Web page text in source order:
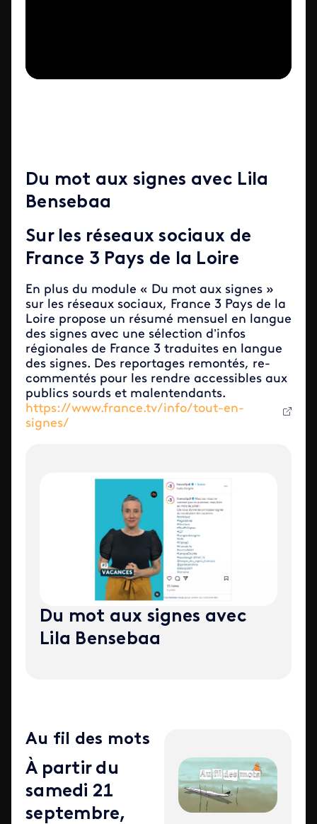
Du mot aux signes avec Lila
Bensebaa
Sur les réseaux sociaux de
France 3 Pays de la Loire
En plus du module « Du mot aux signes »
sur les réseaux sociaux, France 3 Pays de la
Loire propose un résumé mensuel en langue
des signes avec une sélection d’infos
régionales de France 3 traduites en langue
des signes. Des reportages remontés, re-
commentés pour les rendre accessibles aux
publics sourds et malentendants.
https://www.france.tv/info/tout-en-
signes/
Du mot aux signes avec
Lila Bensebaa
Au fil des mots
À partir du
samedi 21
septembre,